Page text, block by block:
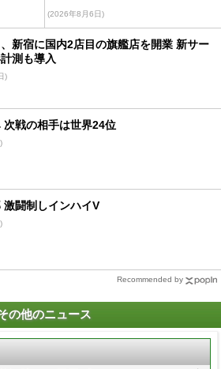
(2026年8月6日)
新宿に国内2店目の旗艦店を開業 新サー
測も導入
)
次戦の相手は世界24位
激闘制しインハイV
Recommended by
の他のニュース